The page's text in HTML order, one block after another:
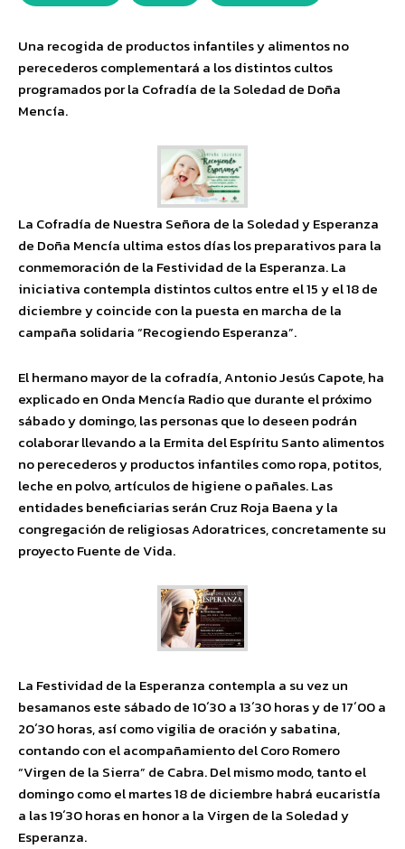
Una recogida de productos infantiles y alimentos no
perecederos complementará a los distintos cultos
programados por la Cofradía de la Soledad de Doña
Mencía.
La Cofradía de Nuestra Señora de la Soledad y Esperanza
de Doña Mencía ultima estos días los preparativos para la
conmemoración de la Festividad de la Esperanza. La
iniciativa contempla distintos cultos entre el 15 y el 18 de
diciembre y coincide con la puesta en marcha de la
campaña solidaria “Recogiendo Esperanza”.
El hermano mayor de la cofradía, Antonio Jesús Capote, ha
explicado en Onda Mencía Radio que durante el próximo
sábado y domingo, las personas que lo deseen podrán
colaborar llevando a la Ermita del Espíritu Santo alimentos
no perecederos y productos infantiles como ropa, potitos,
leche en polvo, artículos de higiene o pañales. Las
entidades beneficiarias serán Cruz Roja Baena y la
congregación de religiosas Adoratrices, concretamente su
proyecto Fuente de Vida.
La Festividad de la Esperanza contempla a su vez un
besamanos este sábado de 10´30 a 13´30 horas y de 17´00 a
20´30 horas, así como vigilia de oración y sabatina,
contando con el acompañamiento del Coro Romero
“Virgen de la Sierra” de Cabra. Del mismo modo, tanto el
domingo como el martes 18 de diciembre habrá eucaristía
a las 19´30 horas en honor a la Virgen de la Soledad y
Esperanza.